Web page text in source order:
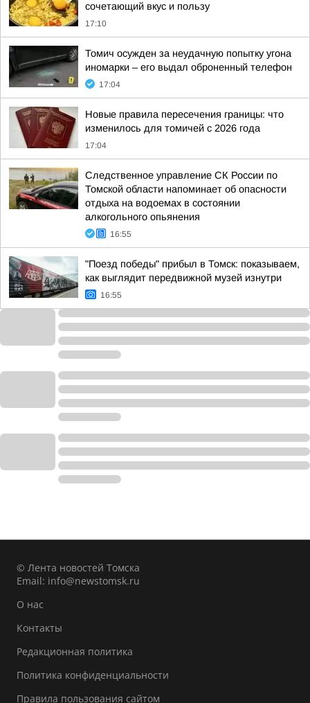
сочетающий вкус и пользу
17:10
Томич осужден за неудачную попытку угона
иномарки – его выдал оброненный телефон
17:04
Новые правила пересечения границы: что
изменилось для томичей с 2026 года
17:04
Следственное управление СК России по
Томской области напоминает об опасности
отдыха на водоемах в состоянии
алкогольного опьянения
16:55
"Поезд победы" прибыл в Томск: показываем,
как выглядит передвижной музей изнутри
16:55
© Лента новостей Томска
Email: info@newstomsk.ru
О нас
Контакты
Редакционная политика
Политика конфиденциальности
Правила пользования сайтом